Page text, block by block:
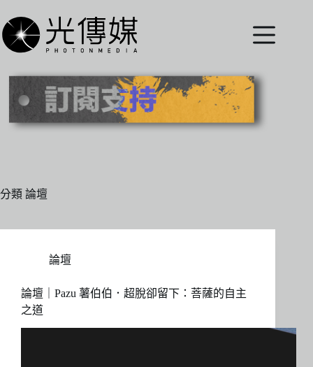
至
主
內
分類 論壇
論壇
論壇｜Pazu 薯伯伯．超脫卻留下：菩薩的自主
之道